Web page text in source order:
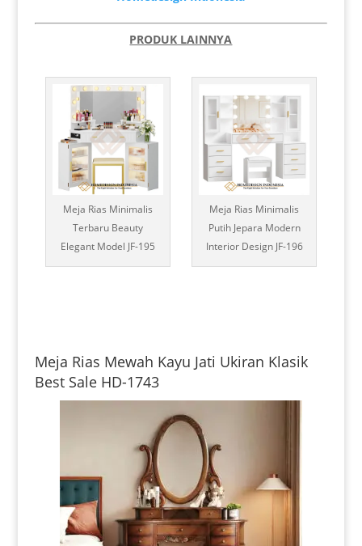
PRODUK LAINNYA
Meja Rias Minimalis
Terbaru Beauty
Elegant Model JF-195
Meja Rias Minimalis
Putih Jepara Modern
Interior Design JF-196
Meja Rias Mewah Kayu Jati Ukiran Klasik
Best Sale HD-1743